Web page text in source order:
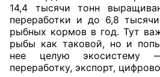
14,4 тысячи тонн
переработки и до 6,8
рыбных кормов в год. Тут
рыбы как таковой, но и
нее целую экосистему
переработку, экспорт,